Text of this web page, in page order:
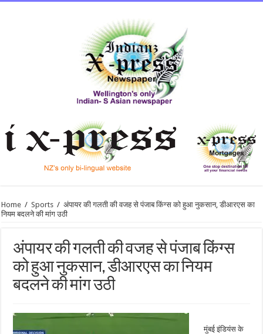
Home / Sports / अंपायर की गलती की वजह से पंजाब किंग्स को हुआ नुकसान, डीआरएस का
नियम बदलने की मांग उठी
अंपायर की गलती की वजह से पंजाब किंग्स
को हुआ नुकसान, डीआरएस का नियम
बदलने की मांग उठी
मुंबई इंडियंस के